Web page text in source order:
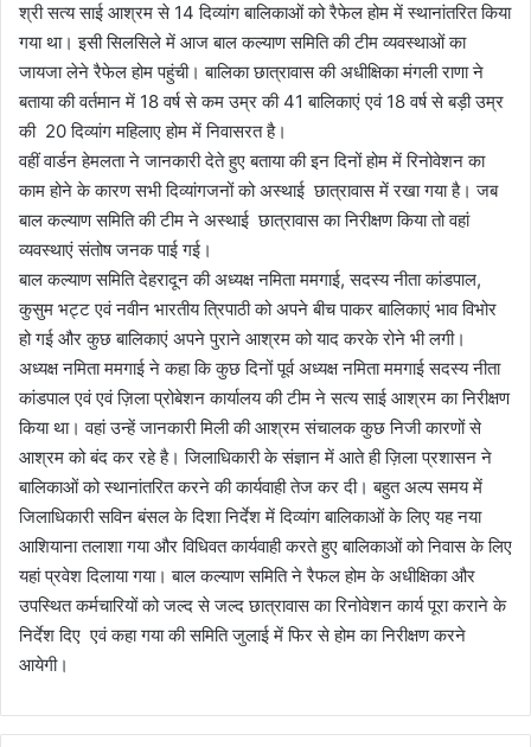
श्री सत्य साई आश्रम से 14 दिव्यांग बालिकाओं को रैफेल होम में स्थानांतरित किया
गया था। इसी सिलसिले में आज बाल कल्याण समिति की टीम व्यवस्थाओं का
जायजा लेने रैफेल होम पहुंची। बालिका छात्रावास की अधीक्षिका मंगली राणा ने
बताया की वर्तमान में 18 वर्ष से कम उम्र की 41 बालिकाएं एवं 18 वर्ष से बड़ी उम्र
की 20 दिव्यांग महिलाए होम में निवासरत है।
वहीं वार्डन हेमलता ने जानकारी देते हुए बताया की इन दिनों होम में रिनोवेशन का
काम होने के कारण सभी दिव्यांगजनों को अस्थाई छात्रावास में रखा गया है। जब
बाल कल्याण समिति की टीम ने अस्थाई छात्रावास का निरीक्षण किया तो वहां
व्यवस्थाएं संतोष जनक पाई गई।
बाल कल्याण समिति देहरादून की अध्यक्ष नमिता ममगाई, सदस्य नीता कांडपाल,
कुसुम भट्ट एवं नवीन भारतीय त्रिपाठी को अपने बीच पाकर बालिकाएं भाव विभोर
हो गई और कुछ बालिकाएं अपने पुराने आश्रम को याद करके रोने भी लगी।
अध्यक्ष नमिता ममगाई ने कहा कि कुछ दिनों पूर्व अध्यक्ष नमिता ममगाई सदस्य नीता
कांडपाल एवं एवं ज़िला प्रोबेशन कार्यालय की टीम ने सत्य साई आश्रम का निरीक्षण
किया था। वहां उन्हें जानकारी मिली की आश्रम संचालक कुछ निजी कारणों से
आश्रम को बंद कर रहे है। जिलाधिकारी के संज्ञान में आते ही ज़िला प्रशासन ने
बालिकाओं को स्थानांतरित करने की कार्यवाही तेज कर दी। बहुत अल्प समय में
जिलाधिकारी सविन बंसल के दिशा निर्देश में दिव्यांग बालिकाओं के लिए यह नया
आशियाना तलाशा गया और विधिवत कार्यवाही करते हुए बालिकाओं को निवास के लिए
यहां प्रवेश दिलाया गया। बाल कल्याण समिति ने रैफल होम के अधीक्षिका और
उपस्थित कर्मचारियों को जल्द से जल्द छात्रावास का रिनोवेशन कार्य पूरा कराने के
निर्देश दिए एवं कहा गया की समिति जुलाई में फिर से होम का निरीक्षण करने
आयेगी।